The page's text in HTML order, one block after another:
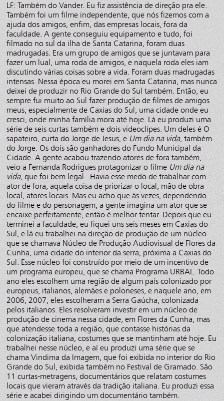
LF: Também do Vander. Eu fiz assistência de direção pra ele.
Também foi um filme independente, que nós fizemos com a
ajuda dos amigos, enfim, das empresas locais, fora da
faculdade. A gente conseguiu equipamento e tudo, foi
filmado no sul da ilha de Santa Catarina, foram duas
madrugadas. Era um grupo de amigos que se juntavam para
fazer um lual, uma roda de amigos, e naquela roda eles iam
discutindo várias coisas sobre a vida. Foram duas madrugadas
intensas. Nessa época eu morei em Santa Catarina, mas nunca
deixei de produzir no Rio Grande do Sul também. Então, eu
sempre fui muito ao Sul fazer produção de filmes de amigos
meus, especialmente de Caxias do Sul, uma cidade onde eu
cresci, onde minha família mora até hoje. Lá eu produzi uma
série de seis curtas também e dois videoclipes. Um deles é O
sapateiro, curta do Jorge de Jesus, e Um dia na vida, também
do Jorge. Os dois são ganhadores do Fundo Municipal da
Cidade. A gente acabou trazendo atores de fora também,
veio a Fernanda Rodrigues protagonizar o filme Um dia na
vida, que foi bem legal. Havia esse medo de trabalhar com
ator de fora, aquela coisa de priorizar o local, mão de obra
local, atores locais. Mas eu acho que às vezes, dependendo
do filme e do personagem, a gente imagina um ator que se
encaixe perfeitamente, então é melhor tentar. Depois que eu
terminei a faculdade, eu fiquei uns seis meses em Caxias do
Sul, e lá eu trabalhei na direção de produção de um núcleo
que se chamava Núcleo de Produção Audiovisual de Flores da
Cunha, uma cidade do interior da serra, próxima a Caxias do
Sul. Esse núcleo foi construído por meio de um incentivo de
um programa europeu, que se chama Programa URBAL. Todo
ano eles escolhem uma região de algum país colonizado por
europeus, italianos, alemães e poloneses, e naquele ano, em
2006, 2007, eles escolheram a Serra Gaúcha, colonizada
pelos italianos. Eles resolveram investir em um núcleo de
produção de cinema nessa cidade, em Flores da Cunha, mas
que atendesse toda a região, que contasse histórias da
colonização italiana, costumes que se mantinham até hoje. Eu
trabalhei nesse núcleo, e aí eu produzi uma série que se
chama Vindima da Imagem, que foi exibida no interior do Rio
Grande do Sul, exibida também no Festival de Gramado. São
11 curtas-metragens, documentários que relatam costumes
locais que vieram através da tradição italiana. Eu produzi essa
série e acabei dirigindo um documentário também.